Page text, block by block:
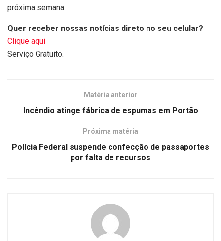
próxima semana.
Quer receber nossas notícias direto no seu celular?
Clique aqui
Serviço Gratuito.
Matéria anterior
Incêndio atinge fábrica de espumas em Portão
Próxima matéria
Polícia Federal suspende confecção de passaportes
por falta de recursos